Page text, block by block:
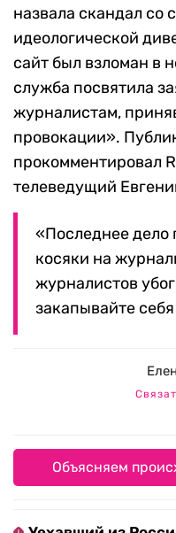
назвала скандал со
идеологической
сайт был взломан в
служба посвятила
журналистам,
провокации».
прокомментировал
телеведущий
«Последнее дело
косяки на
журналистов
закапывайте
Объясняем